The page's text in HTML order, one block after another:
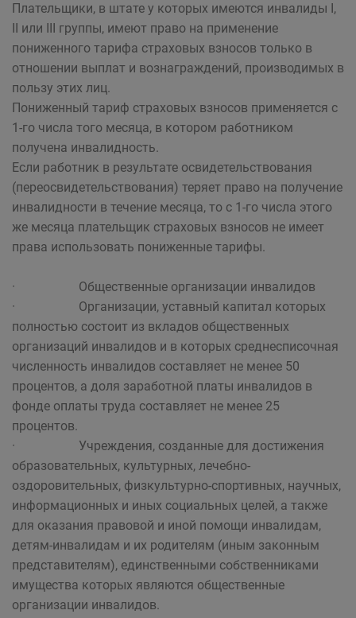
Плательщики, в штате у которых имеются инвалиды I,
II или III группы, имеют право на применение
пониженного тарифа страховых взносов только в
отношении выплат и вознаграждений, производимых в
пользу этих лиц.
Пониженный тариф страховых взносов применяется с
1-го числа того месяца, в котором работником
получена инвалидность.
Если работник в результате освидетельствования
(переосвидетельствования) теряет право на получение
инвалидности в течение месяца, то с 1-го числа этого
же месяца плательщик страховых взносов не имеет
права использовать пониженные тарифы.
· Общественные организации инвалидов
· Организации, уставный капитал которых
полностью состоит из вкладов общественных
организаций инвалидов и в которых среднесписочная
численность инвалидов составляет не менее 50
процентов, а доля заработной платы инвалидов в
фонде оплаты труда составляет не менее 25
процентов.
· Учреждения, созданные для достижения
образовательных, культурных, лечебно-
оздоровительных, физкультурно-спортивных, научных,
информационных и иных социальных целей, а также
для оказания правовой и иной помощи инвалидам,
детям-инвалидам и их родителям (иным законным
представителям), единственными собственниками
имущества которых являются общественные
организации инвалидов.